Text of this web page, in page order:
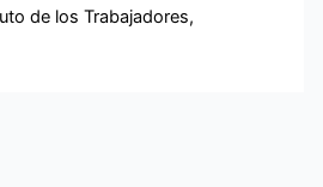
de los Trabajadores,